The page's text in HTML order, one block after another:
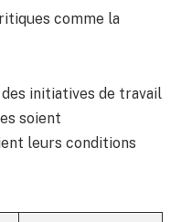
comme la
initiatives de travail
soient
leurs conditions